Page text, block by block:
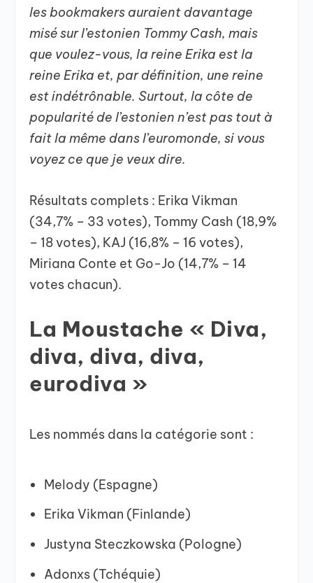
les bookmakers auraient davantage
misé sur l’estonien Tommy Cash, mais
que voulez-vous, la reine Erika est la
reine Erika et, par définition, une reine
est indétrônable. Surtout, la côte de
popularité de l’estonien n’est pas tout à
fait la même dans l’euromonde, si vous
voyez ce que je veux dire.
Résultats complets : Erika Vikman
(34,7% – 33 votes), Tommy Cash (18,9%
– 18 votes), KAJ (16,8% – 16 votes),
Miriana Conte et Go-Jo (14,7% – 14
votes chacun).
La Moustache « Diva,
diva, diva, diva,
eurodiva »
Les nommés dans la catégorie sont :
Melody (Espagne)
Erika Vikman (Finlande)
Justyna Steczkowska (Pologne)
Adonxs (Tchéquie)